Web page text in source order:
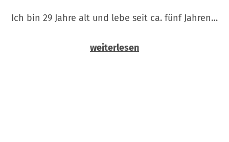
Ich bin 29 Jahre alt und lebe seit ca. fünf Jahren…
weiterlesen